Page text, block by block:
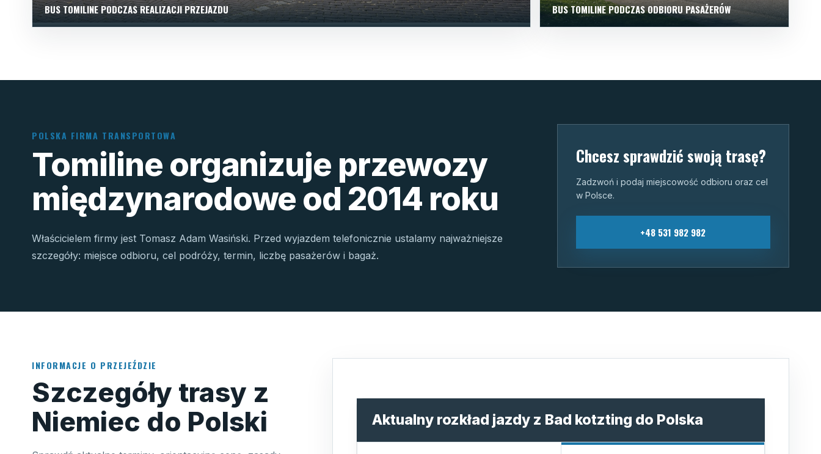
BUS TOMILINE PODCZAS REALIZACJI PRZEJAZDU BUS TOMILINE PODCZAS ODBIORU PASAŻERÓW
POLSKA FIRMA TRANSPORTOWA
Tomiline organizuje przewozy
międzynarodowe od 2014 roku
Właścicielem firmy jest Tomasz Adam Wasiński. Przed wyjazdem telefonicznie ustalamy najważniejsze
szczegóły: miejsce odbioru, cel podróży, termin, liczbę pasażerów i bagaż.
Chcesz sprawdzić swoją trasę?
Zadzwoń i podaj miejscowość odbioru oraz cel
w Polsce.
+48 531 982 982
INFORMACJE O PRZEJEŹDZIE
Szczegóły trasy z
Niemiec do Polski
Aktualny rozkład jazdy z Bad kotzting do Polska